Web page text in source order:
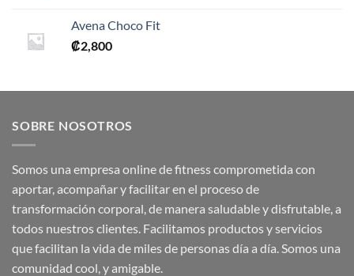
Avena Choco Fit
₡2,800
SOBRE NOSOTROS
Somos una empresa online de fitness comprometida con
aportar, acompañar y facilitar en el proceso de
transformación corporal, de manera saludable y disfrutable, a
todos nuestros clientes. Facilitamos productos y servicios
que facilitan la vida de miles de personas día a día. Somos una
comunidad cool, y amigable.